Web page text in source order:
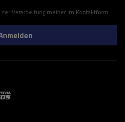
personenbezogenen Daten gemäß der Verordnung (EU) des Europäischen Parlaments und des Rates zu.